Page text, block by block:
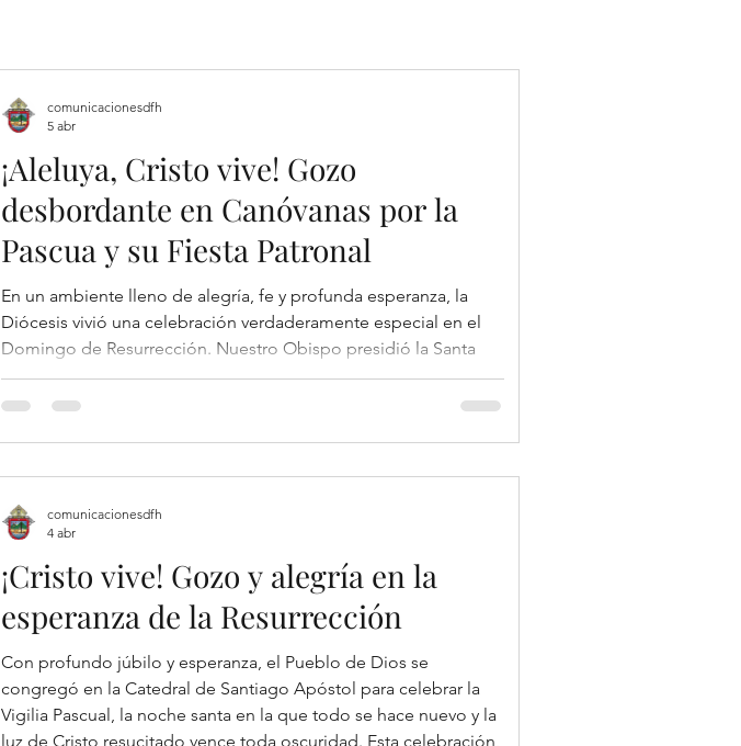
¡Aleluya, Cristo vive! Gozo
desbordante en Canóvanas por la
Pascua y su Fiesta Patronal
En un ambiente lleno de alegría, fe y profunda esperanza, la
Diócesis vivió una celebración verdaderamente especial en el
Domingo de Resurrección. Nuestro Obispo presidió la Santa
Misa en la parroquia La Resurrección en Canóvanas,
acompañado por los Misioneros del Espíritu Santo, quienes con
doble motivo de gozo: la solemnidad de la Pascua del Señor y
la Fiesta Pa
comunicacionesdfh
5 abr
¡Cristo vive! Gozo y alegría en la
esperanza de la Resurrección
Con profundo júbilo y esperanza, el Pueblo de Dios se
congregó en la Catedral de Santiago Apóstol para celebrar la
Vigilia Pascual, la noche santa en la que todo se hace nuevo y la
luz de Cristo resucitado vence toda oscuridad. Esta celebración,
comunicacionesdfh
4 abr